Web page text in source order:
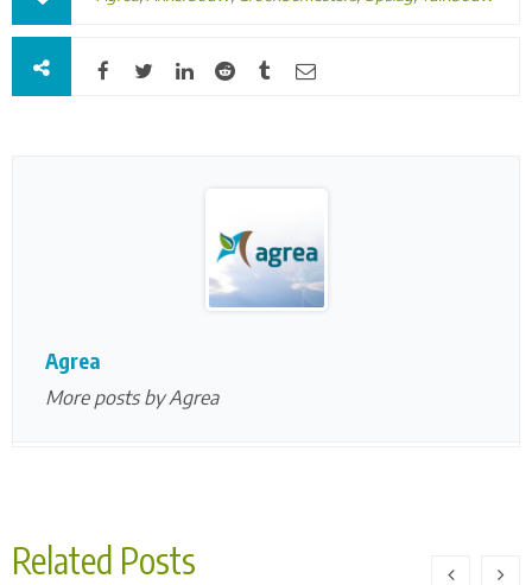
Agrea
More posts by Agrea
Related Posts